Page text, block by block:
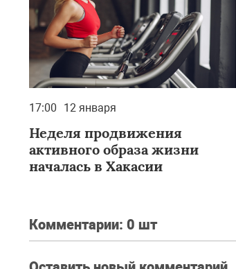
17:00 12 января
Неделя продвижения
активного образа жизни
началась в Хакасии
Комментарии: 0 шт